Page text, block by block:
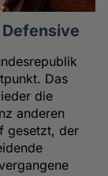
Das
die
anderen
gesetzt, der